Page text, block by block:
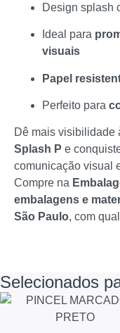
Design splash
Ideal para
visuais
Papel
Perfeito para
Dê mais visibilidade
Splash P e
comunicação visual
Compre na
embalagens e
São Paulo, com
Selecionados